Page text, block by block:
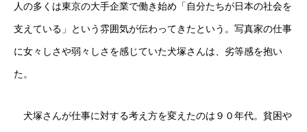
人の多くは東京の大手企業で働き始め「自分たちが日本の社会を
支えている」という雰囲気が伝わってきたという。写真家の仕事
に女々しさや弱々しさを感じていた犬塚さんは、劣等感を抱い
た。
犬塚さんが仕事に対する考え方を変えたのは９０年代。貧困や